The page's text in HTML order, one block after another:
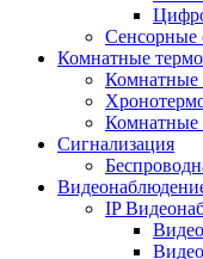
Сенсорные
Комнатные
Комнатные
Комнатные
Сигнализация
IP